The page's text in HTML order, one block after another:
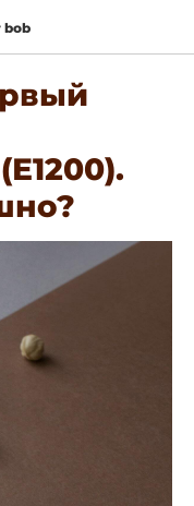
bob